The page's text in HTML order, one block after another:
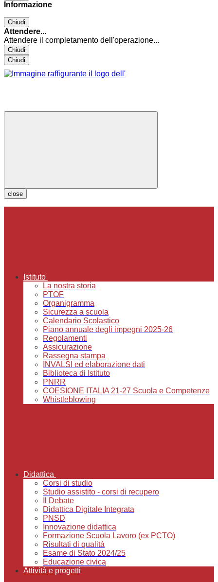
Informazione
Chiudi
Attendere...
Attendere il completamento dell'operazione...
Chiudi
Chiudi
close
Istituto
La nostra storia
PTOF
Organigramma
Sicurezza a scuola
Calendario Scolastico
Piano annuale degli impegni 2025-26
Regolamenti
Assicurazione
Rassegna stampa
INVALSI ed elaborazione dati
Biblioteca di Istituto
PNRR
COESIONE ITALIA 21-27 Scuola e Competenze
Whistleblowing
Didattica
Corsi di studio
Studio assistito - corsi di recupero
Il Debate
Didattica Digitale Integrata
PNSD
Innovazione didattica
Formazione Scuola Lavoro (ex PCTO)
Risultati di qualità
Esame di Stato 2024/25
Educazione civica
Attività e progetti